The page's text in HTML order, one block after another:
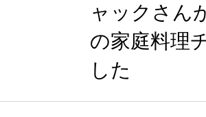
ャックさん
の家庭料理
した